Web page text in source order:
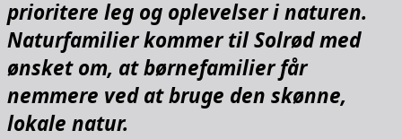
prioritere leg og oplevelser i naturen.
Naturfamilier kommer til Solrød med
ønsket om, at børnefamilier får
nemmere ved at bruge den skønne,
lokale natur.